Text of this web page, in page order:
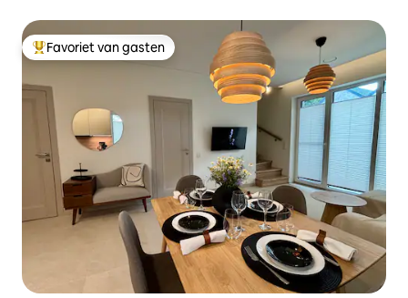
Topfavoriet van gasten
Favoriet van gasten